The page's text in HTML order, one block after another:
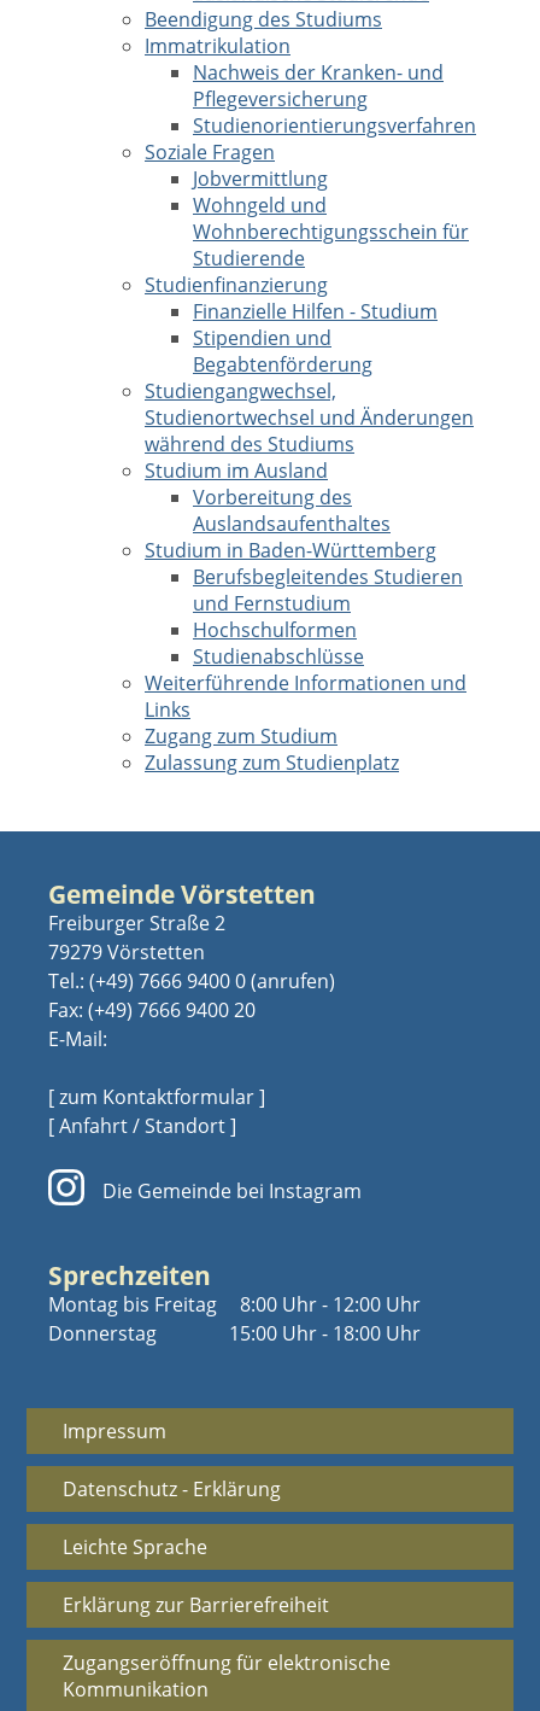
Beendigung des Studiums
Immatrikulation
Nachweis der Kranken- und
Pflegeversicherung
Studienorientierungsverfahren
Soziale Fragen
Jobvermittlung
Wohngeld und
Wohnberechtigungsschein für
Studierende
Studienfinanzierung
Finanzielle Hilfen - Studium
Stipendien und
Begabtenförderung
Studiengangwechsel,
Studienortwechsel und Änderungen
während des Studiums
Studium im Ausland
Vorbereitung des
Auslandsaufenthaltes
Studium in Baden-Württemberg
Berufsbegleitendes Studieren
und Fernstudium
Hochschulformen
Studienabschlüsse
Weiterführende Informationen und
Links
Zugang zum Studium
Zulassung zum Studienplatz
Gemeinde Vörstetten
Freiburger Straße 2
79279 Vörstetten
Tel.: (+49) 7666 9400 0
Fax: (+49) 7666 9400 20
E-Mail:
[ zum Kontaktformular ]
[ Anfahrt / Standort ]
Die Gemeinde bei Instagram
Sprechzeiten
Montag bis Freitag
Donnerstag
8:00 Uhr - 12:00 Uhr
15:00 Uhr - 18:00 Uhr
Impressum
Datenschutz - Erklärung
Leichte Sprache
Erklärung zur Barrierefreiheit
Zugangseröffnung für elektronische
Kommunikation